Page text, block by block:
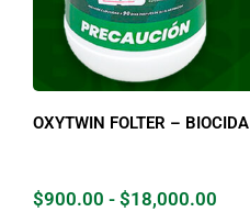
OXYTWIN FOLTER – BIOCIDA
$900.00 - $18,000.00